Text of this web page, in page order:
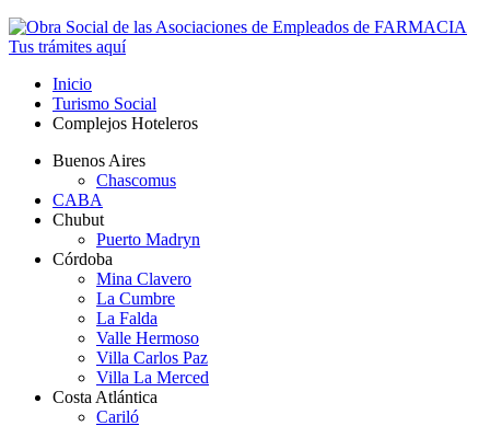
Tus trámites aquí
Inicio
Turismo Social
Complejos Hoteleros
Buenos Aires
Chascomus
CABA
Chubut
Puerto Madryn
Córdoba
Mina Clavero
La Cumbre
La Falda
Valle Hermoso
Villa Carlos Paz
Villa La Merced
Costa Atlántica
Cariló